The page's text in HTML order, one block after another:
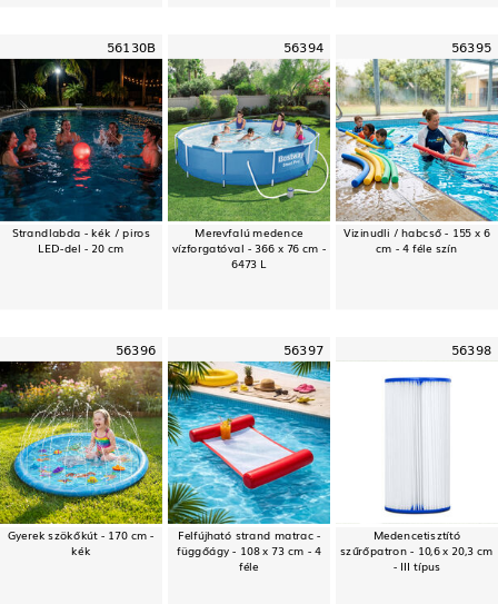
56130B
Strandlabda - kék / piros
LED-del - 20 cm
56394
Merevfalú medence
vízforgatóval - 366 x 76 cm -
6473 L
56395
Vizinudli / habcső - 155 x 6
cm - 4 féle szín
56396
Gyerek szökőkút - 170 cm -
kék
56397
Felfújható strand matrac -
függőágy - 108 x 73 cm - 4
féle
56398
Medencetisztító
szűrőpatron - 10,6 x 20,3 cm
- III típus